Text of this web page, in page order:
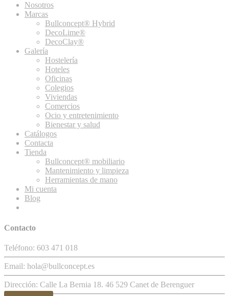
Nosotros
Marcas
Bullconcept® Hybrid
DecoLime®
DecoClay®
Galería
Hostelería
Hoteles
Oficinas
Colegios
Viviendas
Comercios
Ocio y entretenimiento
Bienestar y salud
Catálogos
Contacta
Tienda
Bullconcept® mobiliario
Mantenimiento y limpieza
Herramientas de mano
Mi cuenta
Blog
Contacto
Teléfono: 603 471 018
Email: hola@bullconcept.es
Dirección: Calle La Bernia 18. 46 529 Canet de Berenguer